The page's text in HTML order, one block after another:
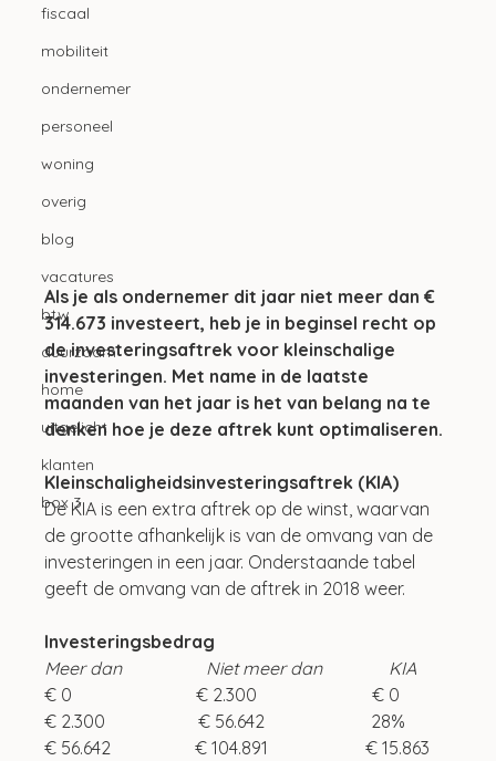
fiscaal
mobiliteit
ondernemer
personeel
woning
overig
blog
vacatures
btw
duurzaam
home
uitgelicht
klanten
box 3
Als je als ondernemer dit jaar niet meer dan €
314.673 investeert, heb je in beginsel recht op
de investeringsaftrek voor kleinschalige
investeringen. Met name in de laatste
maanden van het jaar is het van belang na te
denken hoe je deze aftrek kunt optimaliseren.
Kleinschaligheidsinvesteringsaftrek (KIA)
De KIA is een extra aftrek op de winst, waarvan
de grootte afhankelijk is van de omvang van de
investeringen in een jaar. Onderstaande tabel
geeft de omvang van de aftrek in 2018 weer.
Investeringsbedrag
Meer dan                   Niet meer dan               KIA
€ 0                            € 2.300                          € 0
€ 2.300                     € 56.642                        28%
€ 56.642                   € 104.891                      € 15.863